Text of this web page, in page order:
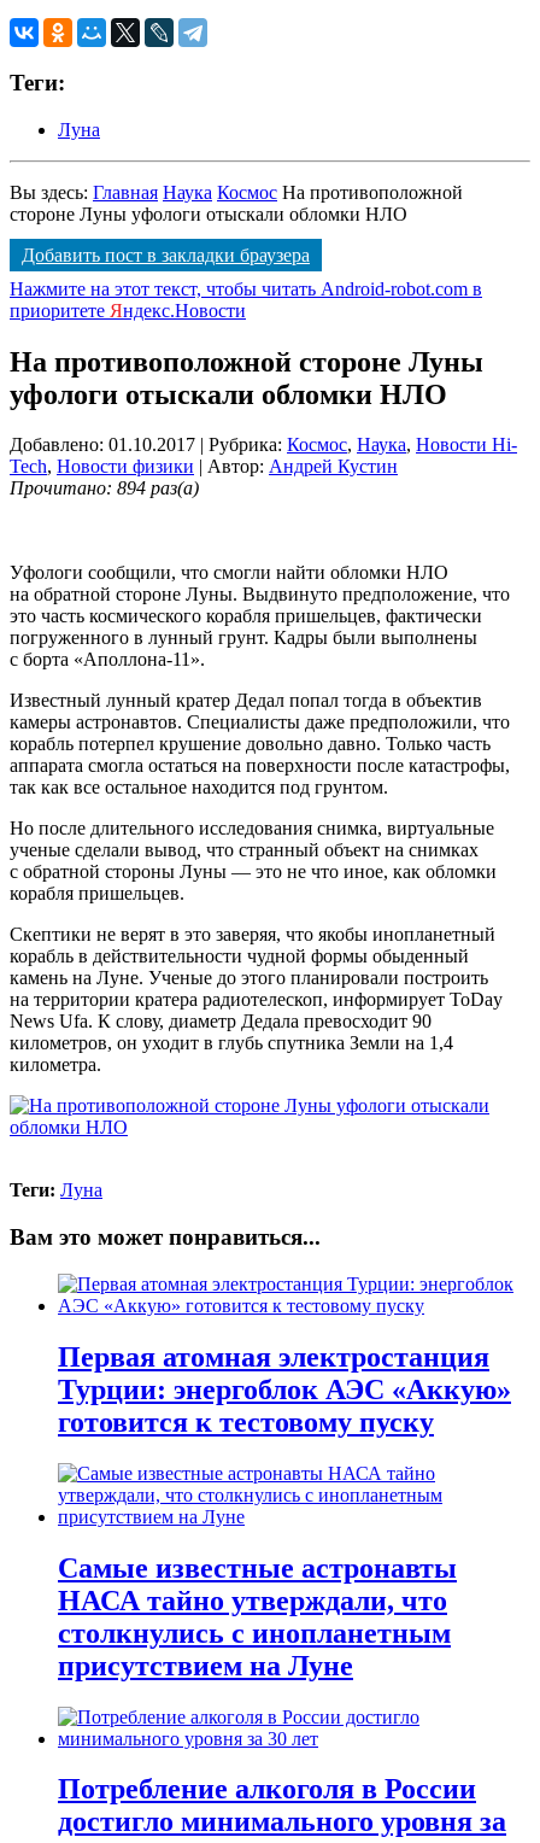
Теги:
Луна
Вы здесь: Главная Наука Космос На противоположной
стороне Луны уфологи отыскали обломки НЛО
Добавить пост в закладки браузера
Нажмите на этот текст, чтобы читать Android-robot.com в
приоритете Яндекс.Новости
На противоположной стороне Луны
уфологи отыскали обломки НЛО
Добавлено: 01.10.2017 | Рубрика: Космос, Наука, Новости Hi-
Tech, Новости физики | Автор: Андрей Кустин
Прочитано: 894 раз(а)
Уфологи сообщили, что смогли найти обломки НЛО
на обратной стороне Луны. Выдвинуто предположение, что
это часть космического корабля пришельцев, фактически
погруженного в лунный грунт. Кадры были выполнены
с борта «Аполлона-11».
Известный лунный кратер Дедал попал тогда в объектив
камеры астронавтов. Специалисты даже предположили, что
корабль потерпел крушение довольно давно. Только часть
аппарата смогла остаться на поверхности после катастрофы,
так как все остальное находится под грунтом.
Но после длительного исследования снимка, виртуальные
ученые сделали вывод, что странный объект на снимках
с обратной стороны Луны — это не что иное, как обломки
корабля пришельцев.
Скептики не верят в это заверяя, что якобы инопланетный
корабль в действительности чудной формы обыденный
камень на Луне. Ученые до этого планировали построить
на территории кратера радиотелескоп, информирует ToDay
News Ufa. К слову, диаметр Дедала превосходит 90
километров, он уходит в глубь спутника Земли на 1,4
километра.
Теги: Луна
Вам это может понравиться...
Первая атомная электростанция
Турции: энергоблок АЭС «Аккую»
готовится к тестовому пуску
Самые известные астронавты
НАСА тайно утверждали, что
столкнулись с инопланетным
присутствием на Луне
Потребление алкоголя в России
достигло минимального уровня за